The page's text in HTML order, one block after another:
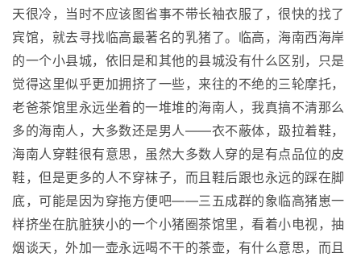
天很冷，当时不应该图省事不带长袖衣服了，很快的找了
宾馆，就去寻找临高最著名的乳猪了。临高，海南西海岸
的一个小县城，依旧是和其他的县城没有什么区别，只是
觉得这里似乎更加拥挤了一些，来往的不绝的三轮摩托，
老爸茶馆里永远坐着的一堆堆的海南人，我真搞不清那么
多的海南人，大多数还是男人——衣不蔽体，趿拉着鞋，
海南人穿鞋很有意思，虽然大多数人穿的是有点品位的皮
鞋，但是更多的人不穿袜子，而且鞋后跟也永远的踩在脚
底，可能是因为穿拖方便吧——三五成群的象临高猪崽一
样挤坐在肮脏狭小的一个小猪圈茶馆里，看着小电视，抽
烟谈天，外加一壶永远喝不干的茶壶，有什么意思，而且